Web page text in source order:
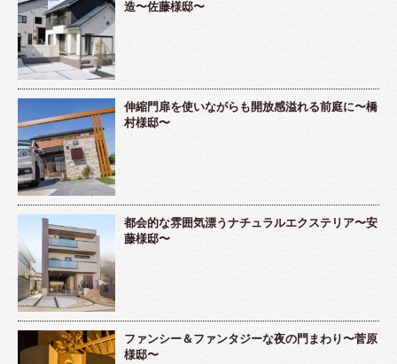
造〜佐藤様邸〜
伸縮門扉を使いながらも開放感溢れる前庭に〜橋
村様邸〜
都会的な雰囲気漂うナチュラルエクステリア〜安
藤様邸〜
ファンシー＆ファンタジーな夜の門まわり〜菅原
様邸〜